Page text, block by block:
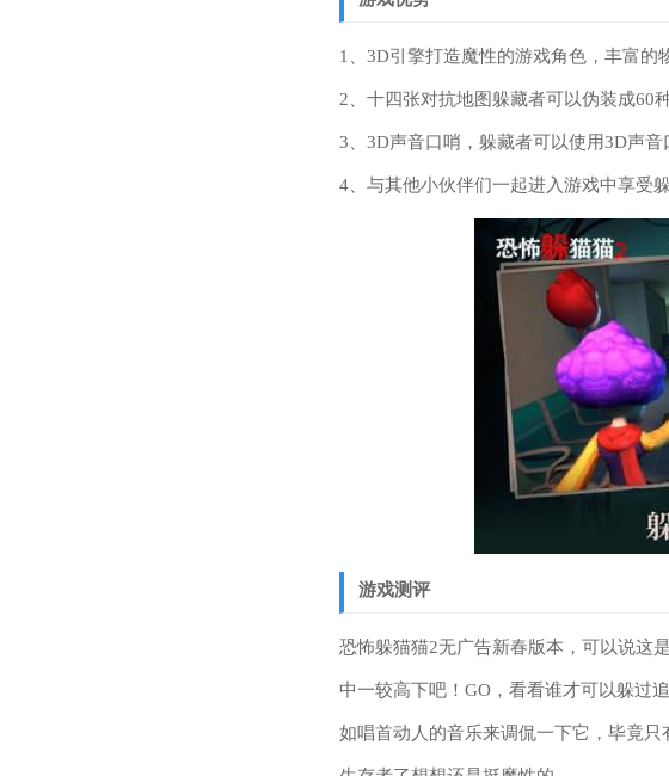
1、3D引擎打造魔性的游戏角色，丰富的
2、十四张对抗地图躲藏者可以伪装成60
3、3D声音口哨，躲藏者可以使用3D声
4、与其他小伙伴们一起进入游戏中享受
游戏测评
恐怖躲猫猫2无广告新春版本，可以说这
中一较高下吧！GO，看看谁才可以躲过
如唱首动人的音乐来调侃一下它，毕竟